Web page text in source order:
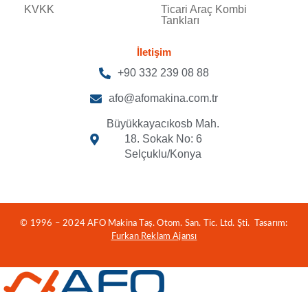
KVKK
Ticari Araç Kombi
Tankları
İletişim
+90 332 239 08 88
afo@afomakina.com.tr
Büyükkayacıkosb Mah.
18. Sokak No: 6
Selçuklu/Konya
© 1996 – 2024 AFO Makina Taş. Otom. San. Tic. Ltd. Şti. Tasarım:
Furkan Reklam Ajansı